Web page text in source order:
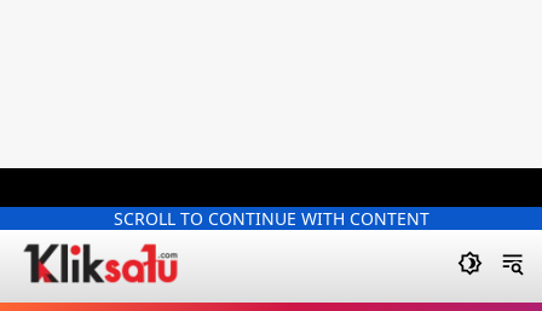
SCROLL TO CONTINUE WITH CONTENT